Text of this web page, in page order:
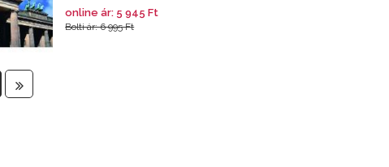
online ár: 5 945 Ft
Bolti ár: 6 995 Ft